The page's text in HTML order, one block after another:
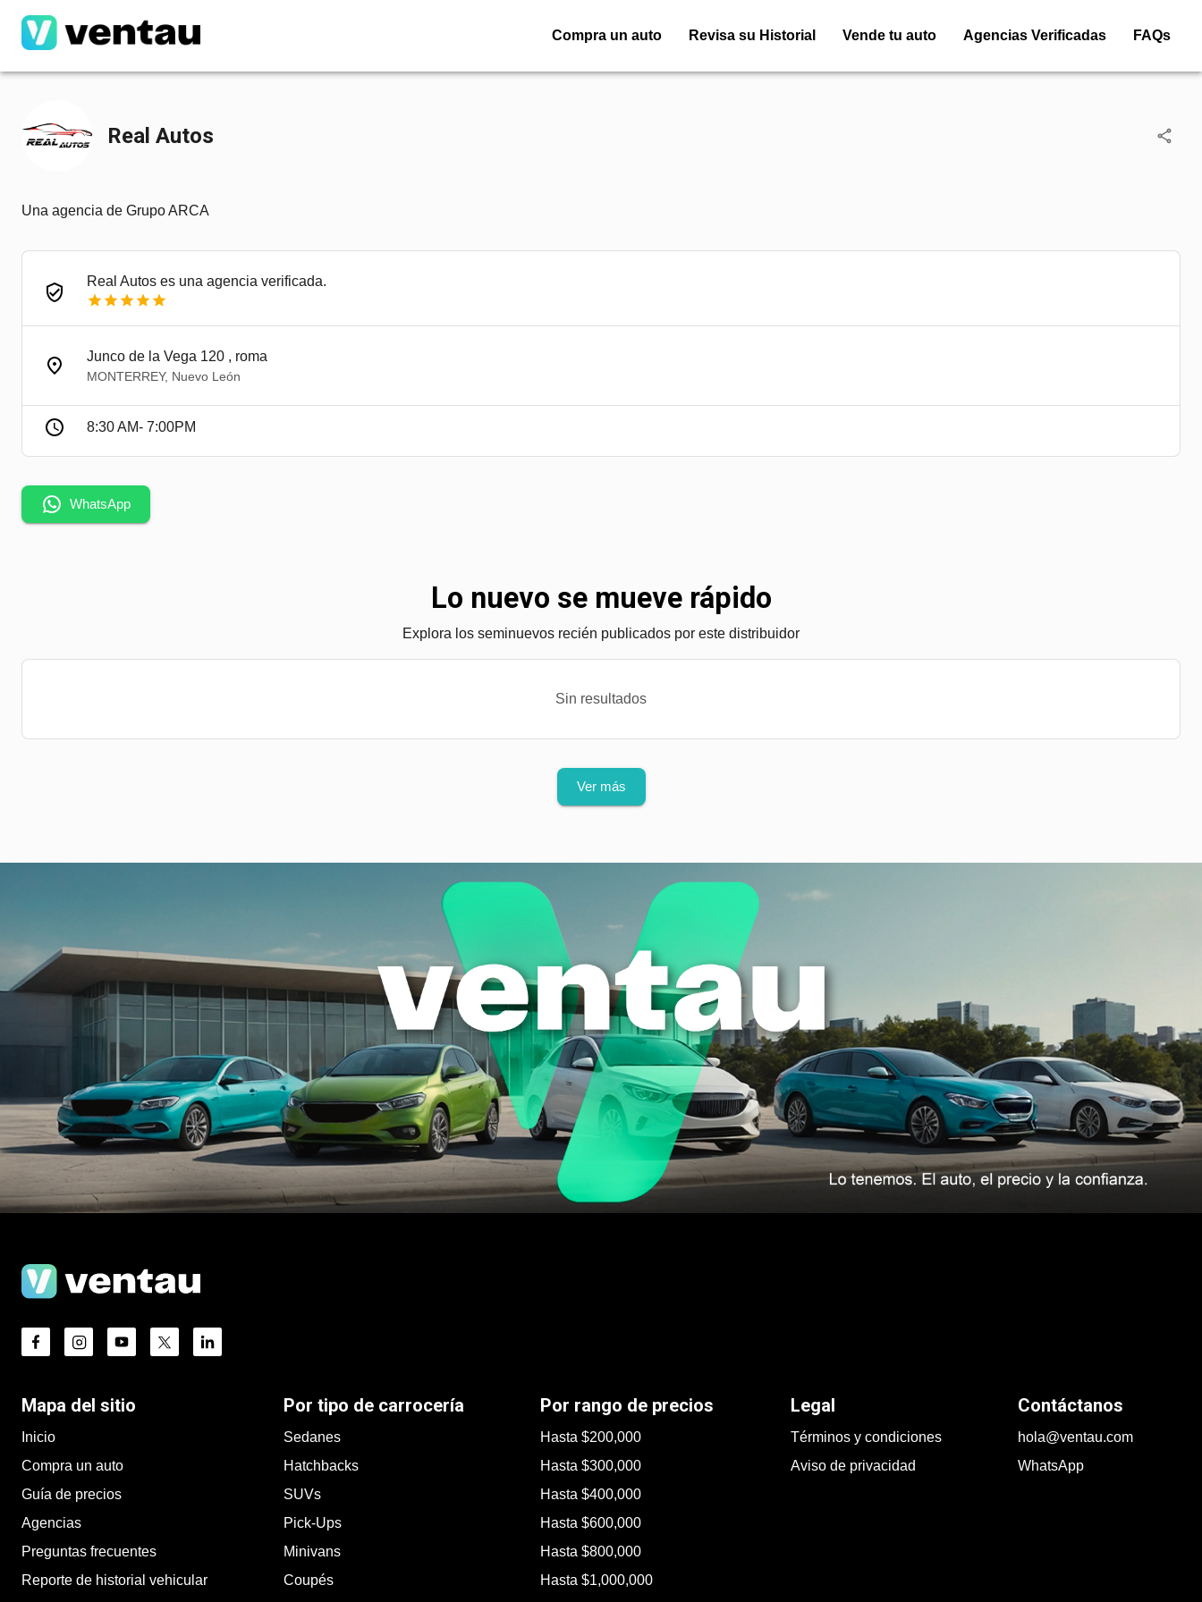
Compra un auto Revisa su Historial Vende tu auto Agencias Verificadas FAQs
Real Autos
Una agencia de Grupo ARCA
Real Autos es una agencia verificada.
Junco de la Vega 120 , roma
MONTERREY, Nuevo León
8:30 AM- 7:00PM
WhatsApp
Lo nuevo se mueve rápido
Explora los seminuevos recién publicados por este distribuidor
Sin resultados
Ver más
Mapa del sitio
Inicio
Compra un auto
Guía de precios
Agencias
Preguntas frecuentes
Reporte de historial vehicular
Por tipo de carrocería
Sedanes
Hatchbacks
SUVs
Pick-Ups
Minivans
Coupés
Por rango de precios
Hasta $200,000
Hasta $300,000
Hasta $400,000
Hasta $600,000
Hasta $800,000
Hasta $1,000,000
Legal
Términos y condiciones
Aviso de privacidad
Contáctanos
hola@ventau.com
WhatsApp